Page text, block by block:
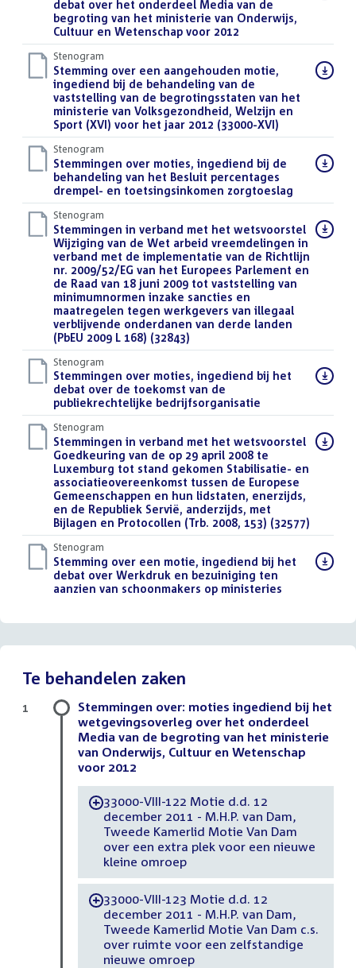
bestand:
debat over het onderdeel Media van de
begroting van het ministerie van Onderwijs,
Cultuur en Wetenschap voor 2012
Stenogram
Download
bestand:
Stemming over een aangehouden motie,
ingediend bij de behandeling van de
vaststelling van de begrotingsstaten van het
ministerie van Volksgezondheid, Welzijn en
Sport (XVI) voor het jaar 2012 (33000-XVI)
Stenogram
Download
bestand:
Stemmingen over moties, ingediend bij de
behandeling van het Besluit percentages
drempel- en toetsingsinkomen zorgtoeslag
Stenogram
Download
bestand:
Stemmingen in verband met het wetsvoorstel
Wijziging van de Wet arbeid vreemdelingen in
verband met de implementatie van de Richtlijn
nr. 2009/52/EG van het Europees Parlement en
de Raad van 18 juni 2009 tot vaststelling van
minimumnormen inzake sancties en
maatregelen tegen werkgevers van illegaal
verblijvende onderdanen van derde landen
(PbEU 2009 L 168) (32843)
Stenogram
Download
bestand:
Stemmingen over moties, ingediend bij het
debat over de toekomst van de
publiekrechtelijke bedrijfsorganisatie
Stenogram
Download
bestand:
Stemmingen in verband met het wetsvoorstel
Goedkeuring van de op 29 april 2008 te
Luxemburg tot stand gekomen Stabilisatie- en
associatieovereenkomst tussen de Europese
Gemeenschappen en hun lidstaten, enerzijds,
en de Republiek Servië, anderzijds, met
Bijlagen en Protocollen (Trb. 2008, 153) (32577)
Stenogram
Download
bestand:
Stemming over een motie, ingediend bij het
debat over Werkdruk en bezuiniging ten
aanzien van schoonmakers op ministeries
Te behandelen zaken
Stemmingen over: moties ingediend bij het
wetgevingsoverleg over het onderdeel
Media van de begroting van het ministerie
van Onderwijs, Cultuur en Wetenschap
voor 2012
-33000-VIII-122 Motie d.d. 12
december 2011 - M.H.P. van Dam,
Tweede Kamerlid Motie Van Dam
over een extra plek voor een nieuwe
kleine omroep
-33000-VIII-123 Motie d.d. 12
december 2011 - M.H.P. van Dam,
Tweede Kamerlid Motie Van Dam c.s.
over ruimte voor een zelfstandige
nieuwe omroep
1